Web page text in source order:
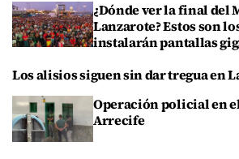
¿Dónde ver la final del
Lanzarote? Estos son
instalarán pantallas
Los alisios siguen sin dar tregua en
Operación policial en
Arrecife